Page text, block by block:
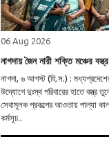
06 Aug 2026
নাগদায় জৈন নারী শক্তি মঞ্চের
নাগদা, ৬ আগস্ট (হি.স.) : মধ্যপ্রদেশের
উদ্যোগে দুঃস্থ পরিবারের হাতে বস্ত্র
সেবামূলক প্রকল্পের আওতায় পাল্যা
কর্মসূচ..